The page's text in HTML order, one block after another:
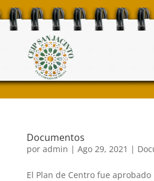
Documentos
por admin | Ago 29, 2021 |
El Plan de Centro fue aprobado